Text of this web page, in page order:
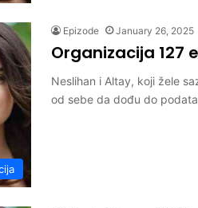
Epizode January 26, 2025
Organizacija 127
Neslihan i Altay, koji žele
od sebe da dođu do